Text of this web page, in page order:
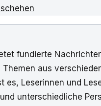
fundierte
Themen aus
es, Leserinnen und
unterschiedliche